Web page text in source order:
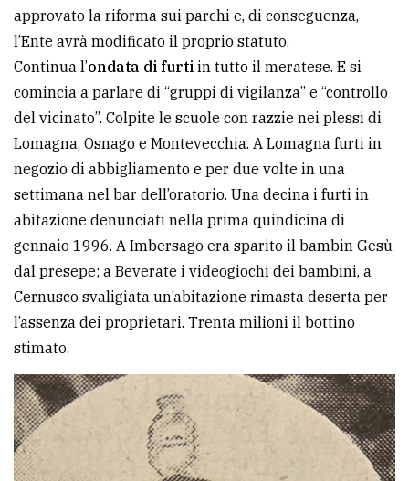
approvato la riforma sui parchi e, di conseguenza,
l’Ente avrà modificato il proprio statuto.
Continua l’ondata di furti in tutto il meratese. E si
comincia a parlare di “gruppi di vigilanza” e “controllo
del vicinato”. Colpite le scuole con razzie nei plessi di
Lomagna, Osnago e Montevecchia. A Lomagna furti in
negozio di abbigliamento e per due volte in una
settimana nel bar dell’oratorio. Una decina i furti in
abitazione denunciati nella prima quindicina di
gennaio 1996. A Imbersago era sparito il bambin Gesù
dal presepe; a Beverate i videogiochi dei bambini, a
Cernusco svaligiata un’abitazione rimasta deserta per
l’assenza dei proprietari. Trenta milioni il bottino
stimato.